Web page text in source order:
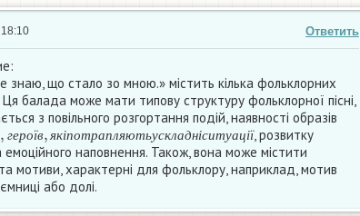
Ответить
знаю, що стало зо мною.» містить кілька фольклорних
Ця балада може мати типову структуру фольклорної пісні,
з повільного розгортання подій, наявності образів
д,геро їв,якіпотрапляютьус кладніситуації
, розвитку
наповнення. Також, вона може містити
мотиви, характерні для фольклору, наприклад, мотив
або долі.